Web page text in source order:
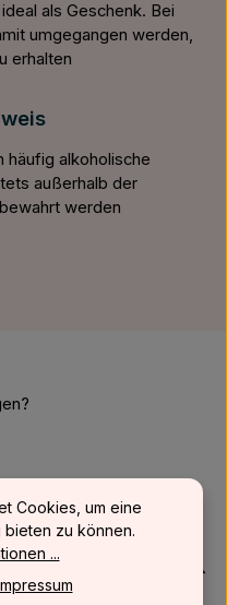
als Geschenk. Bei
umgegangen werden,
erhalten
häufig alkoholische
außerhalb der
werden
.Cookies, um eine
bieten zu können.
...